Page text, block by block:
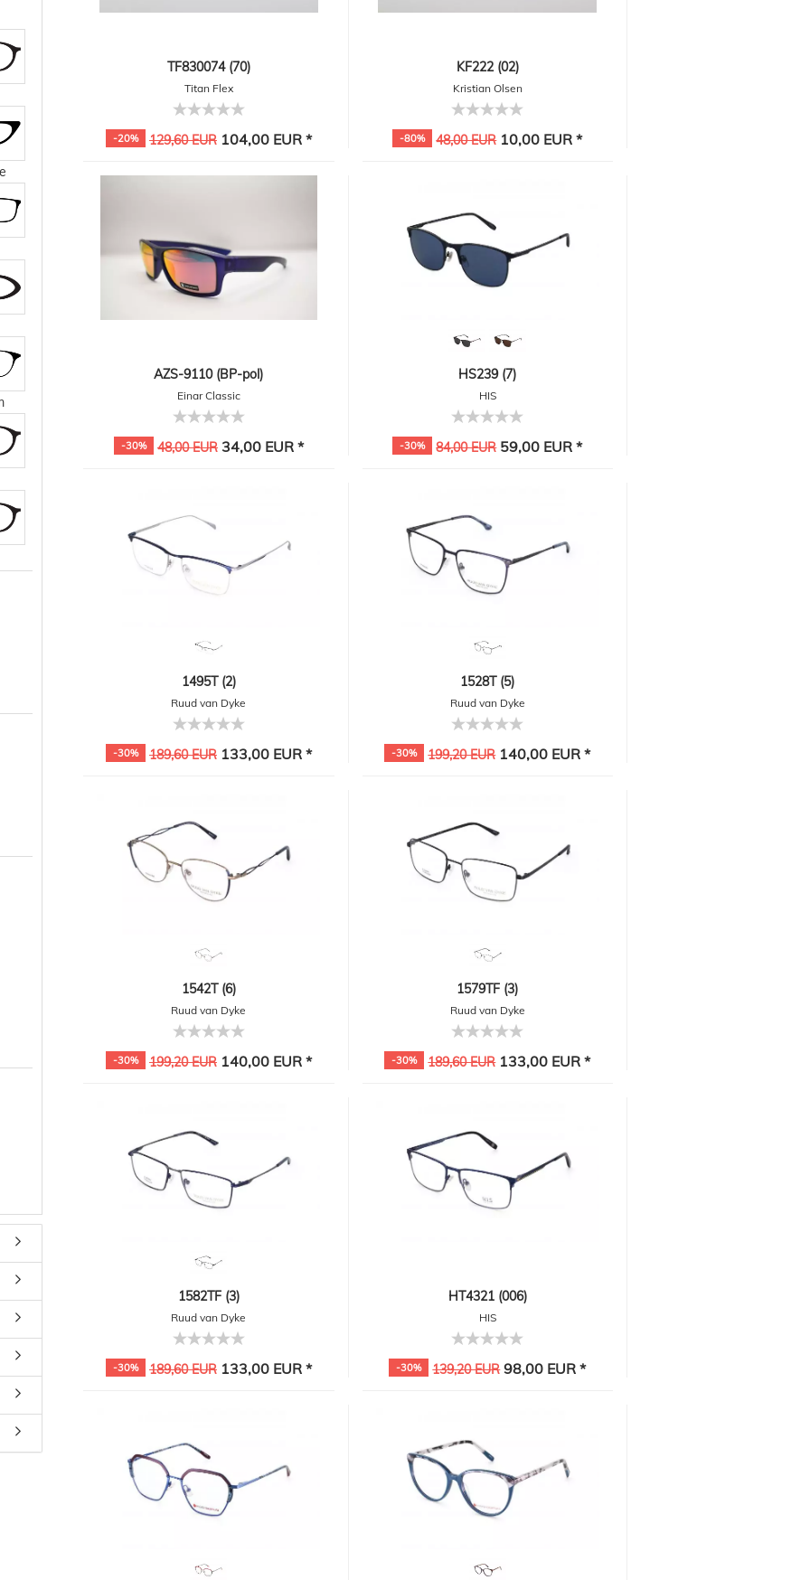
TF830074 (70)
Titan Flex
-20% 129,60 EUR104,00 EUR *
KF222 (02)
Kristian Olsen
-80% 48,00 EUR10,00 EUR *
AZS-9110 (BP-pol)
Einar Classic
-30% 48,00 EUR34,00 EUR *
HS239 (7)
HIS
-30% 84,00 EUR59,00 EUR *
1495T (2)
Ruud van Dyke
-30% 189,60 EUR133,00 EUR *
1528T (5)
Ruud van Dyke
-30% 199,20 EUR140,00 EUR *
1542T (6)
Ruud van Dyke
-30% 199,20 EUR140,00 EUR *
1579TF (3)
Ruud van Dyke
-30% 189,60 EUR133,00 EUR *
1582TF (3)
Ruud van Dyke
-30% 189,60 EUR133,00 EUR *
HT4321 (006)
HIS
-30% 139,20 EUR98,00 EUR *